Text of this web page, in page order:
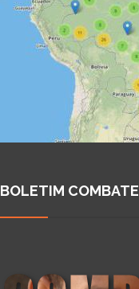
BOLETIM COMBATE